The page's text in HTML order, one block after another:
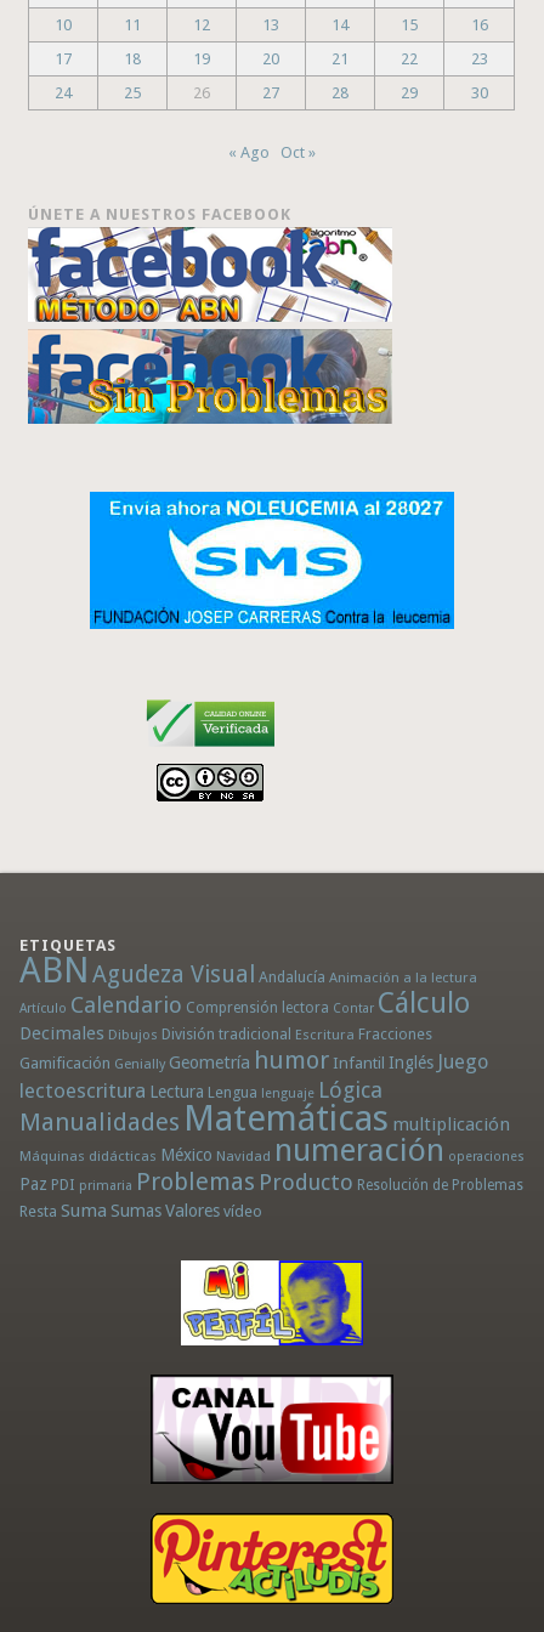
10
11 12 13 14 15
16
17
18 19 20 21 22
23
24
25 26 27 28 29 30
« Ago Oct »
ÚNETE A NUESTROS FACEBOOK
ETIQUETAS
ABN Agudeza Visual Andalucía Animación a la lectura
Artículo Calendario Comprensión lectora Contar Cálculo
Decimales Dibujos División tradicional Escritura Fracciones
Gamificación Genially Geometría humor Infantil Inglés Juego
lectoescritura Lectura Lengua lenguaje Lógica
Manualidades Matemáticas multiplicación
Máquinas didácticas México Navidad numeración operaciones
Paz PDI primaria Problemas Producto Resolución de Problemas
Resta Suma Sumas Valores vídeo